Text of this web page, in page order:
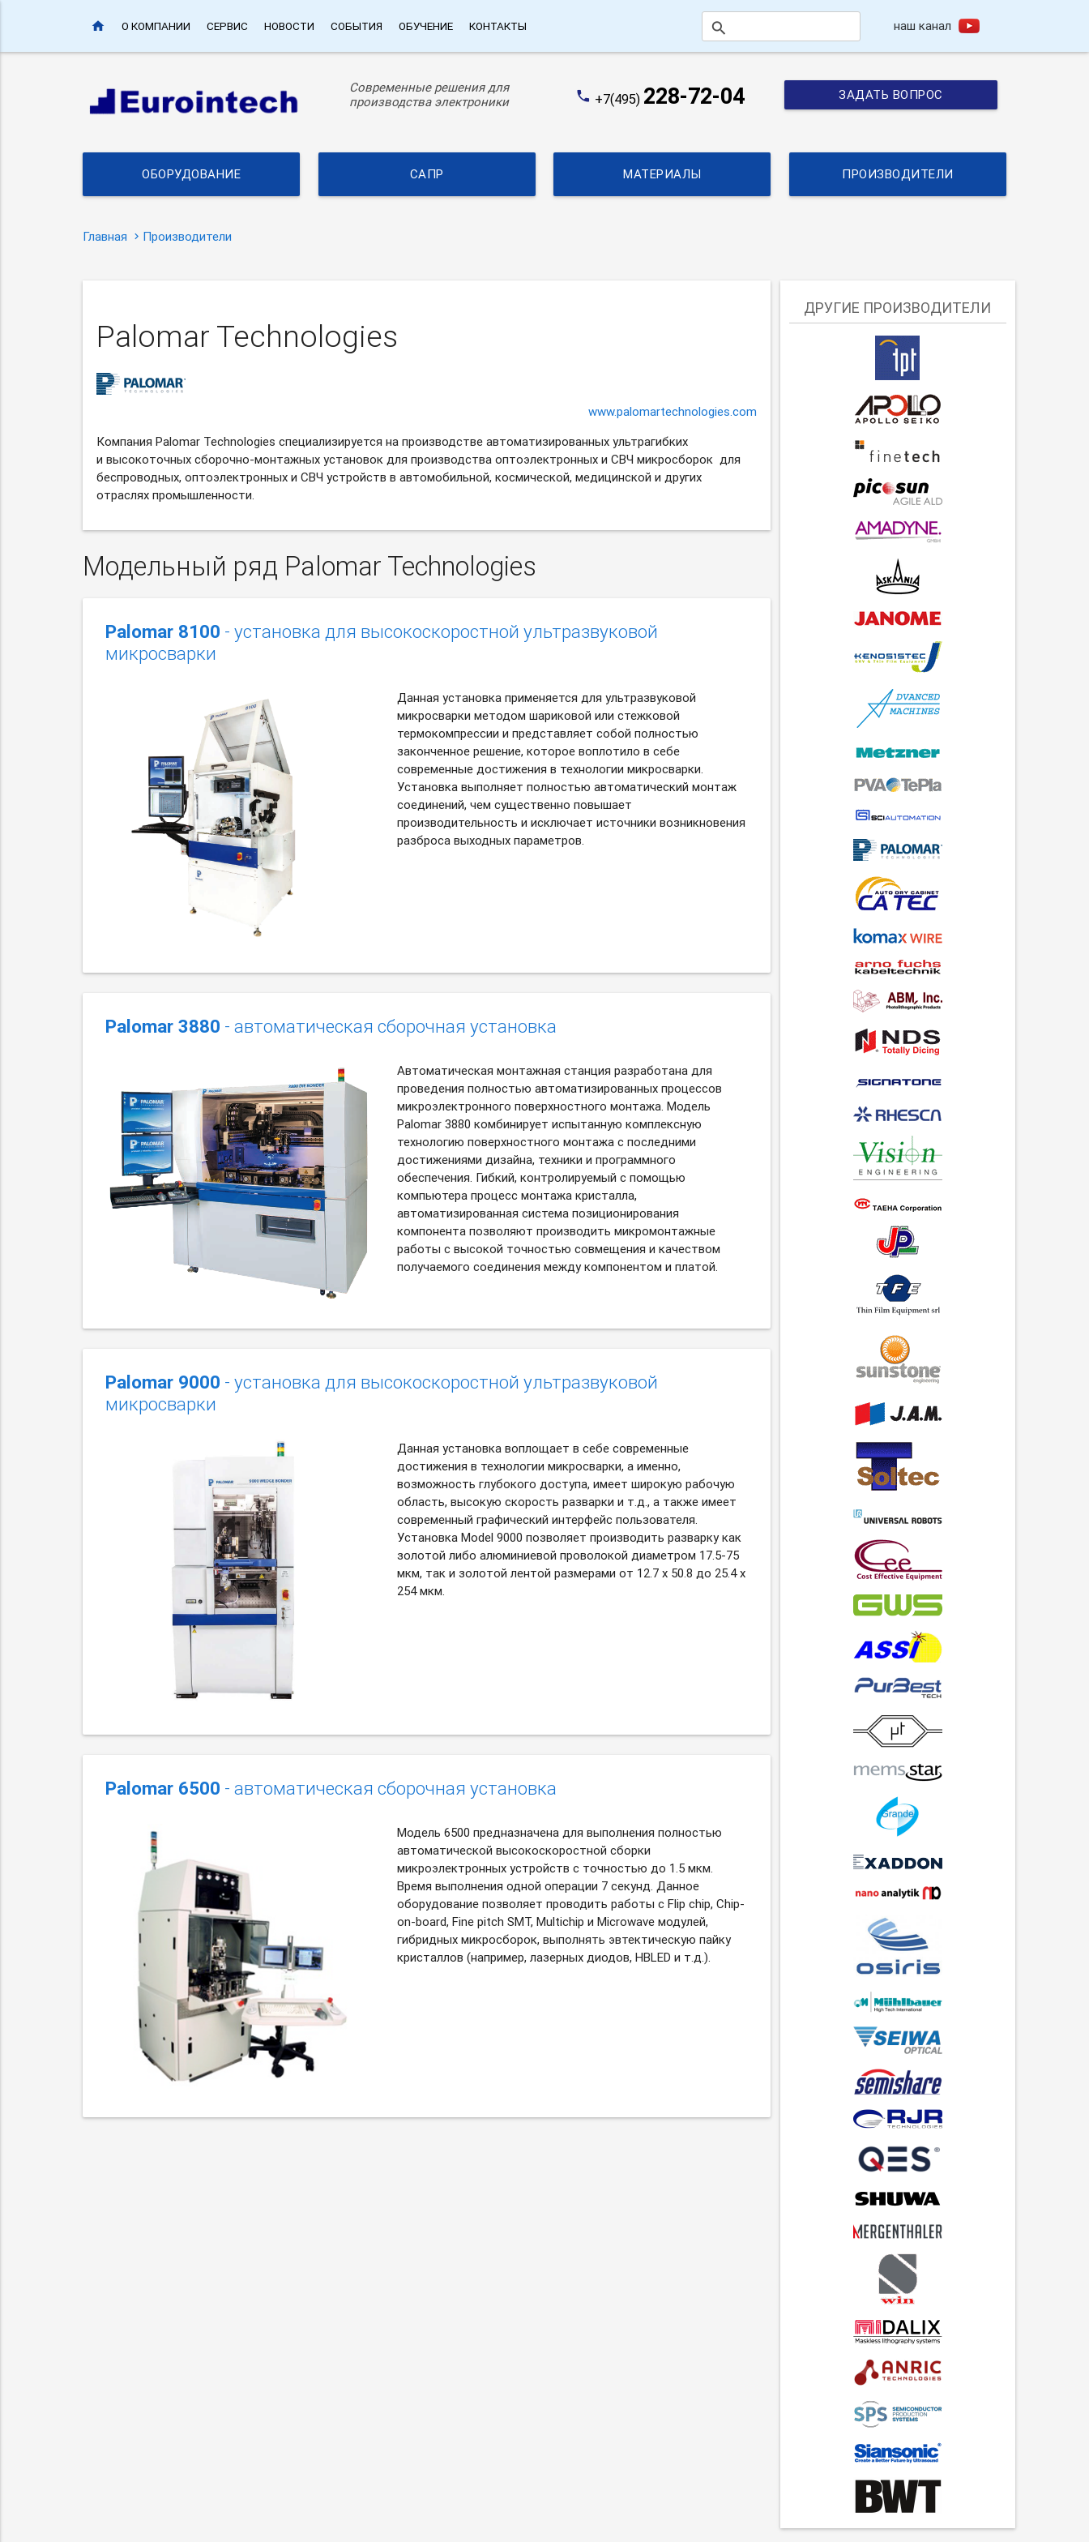
home О КОМПАНИИ СЕРВИС НОВОСТИ СОБЫТИЯ ОБУЧЕНИЕ КОНТАКТЫ search наш канал
Современные решения для
производства электроники
phone +7(495) 228-72-04 ЗАДАТЬ ВОПРОС
ОБОРУДОВАНИЕ САПР МАТЕРИАЛЫ ПРОИЗВОДИТЕЛИ
Главная Производители
Palomar Technologies
www.palomartechnologies.com
Компания Palomar Technologies специализируется на производстве автоматизированных ультрагибких
и высокоточных сборочно-монтажныхустановок для производства оптоэлектронных и СВЧ микросборок для
беспроводных, оптоэлектронных и СВЧ устройств в автомобильной, космической, медицинской и других
отраслях промышленности.
Модельный ряд Palomar Technologies
Palomar 8100 - установка для высокоскоростной ультразвуковой
микросварки
Данная установка применяется для ультразвуковой
микросварки методом шариковой или стежковой
термокомпрессии и представляет собой полностью
законченное решение, которое воплотило в себе
современные достижения в технологии микросварки.
Установка выполняет полностью автоматический монтаж
соединений, чем существенно повышает
производительность и исключает источники возникновения
разброса выходных параметров.
Palomar 3880 - автоматическая сборочная установка
Автоматическая монтажная станция разработана для
проведения полностью автоматизированных процессов
микроэлектронного поверхностного монтажа. Модель
Palomar 3880 комбинирует испытанную комплексную
технологию поверхностного монтажа с последними
достижениями дизайна, техники и программного
обеспечения. Гибкий, контролируемый с помощью
компьютера процесс монтажа кристалла,
автоматизированная система позиционирования
компонента позволяют производить микромонтажные
работы с высокой точностью совмещения и качеством
получаемого соединения между компонентом и платой.
Palomar 9000 - установка для высокоскоростной ультразвуковой
микросварки
Данная установка воплощает в себе современные
достижения в технологии микросварки, а именно,
возможность глубокого доступа, имеет широкую рабочую
область, высокую скорость разварки и т.д., а также имеет
современный графический интерфейс пользователя.
Установка Model 9000 позволяет производить разварку как
золотой либо алюминиевой проволокой диаметром 17.5-75
мкм, так и золотой лентой размерами от 12.7 х 50.8 до 25.4 х
254 мкм.
Palomar 6500 - автоматическая сборочная установка
Модель 6500 предназначена для выполнения полностью
автоматической высокоскоростной сборки
микроэлектронных устройств с точностью до 1.5 мкм.
Время выполнения одной операции 7 секунд. Данное
оборудование позволяет проводить работы с Flip chip, Chip-
on-board, Fine pitch SMT, Multichip и Microwave модулей,
гибридных микросборок, выполнять эвтектическую пайку
кристаллов (например, лазерных диодов, HBLED и т.д.).
ДРУГИЕ ПРОИЗВОДИТЕЛИ